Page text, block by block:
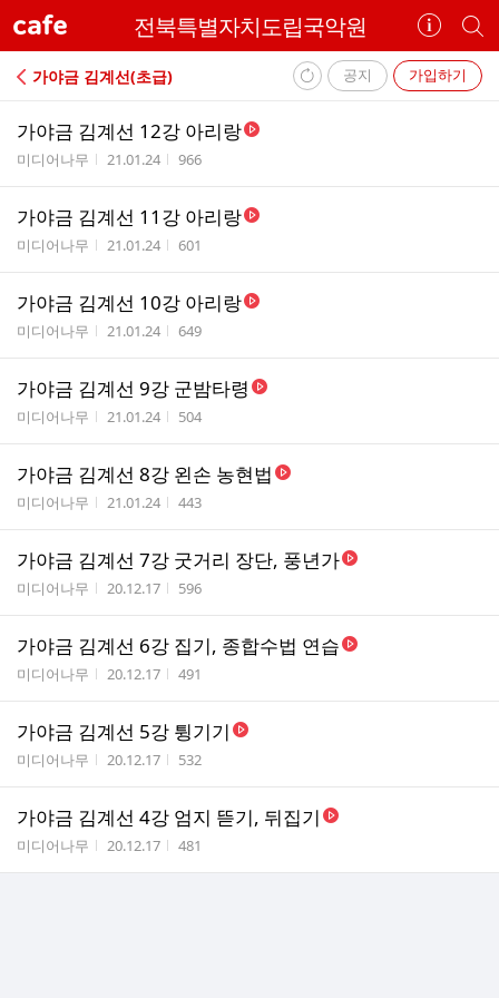
cafe 전북특별자치도립국악원
카
페
정
보
개
별
카
페
공지 가입하기
가야금 김계선(초급)
스
가야금 김계선 12강 아리랑
작성자
미디어나무 작성시간
21.01.24 조회수
966
가야금 김계선 11강 아리랑
작성자
미디어나무 작성시간
21.01.24 조회수
601
가야금 김계선 10강 아리랑
작성자
미디어나무 작성시간
21.01.24 조회수
649
가야금 김계선 9강 군밤타령
작성자
미디어나무 작성시간
21.01.24 조회수
504
가야금 김계선 8강 왼손 농현법
작성자
미디어나무 작성시간
21.01.24 조회수
443
가야금 김계선 7강 굿거리 장단, 풍년가
작성자
미디어나무 작성시간
20.12.17 조회수
596
가야금 김계선 6강 집기, 종합수법 연습
작성자
미디어나무 작성시간
20.12.17 조회수
491
가야금 김계선 5강 튕기기
작성자
미디어나무 작성시간
20.12.17 조회수
532
가야금 김계선 4강 엄지 뜯기, 뒤집기
작성자
미디어나무 작성시간
20.12.17 조회수
481